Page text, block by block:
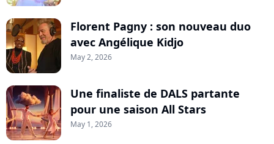
Florent Pagny : son nouveau duo
avec Angélique Kidjo
May 2, 2026
Une finaliste de DALS partante
pour une saison All Stars
May 1, 2026